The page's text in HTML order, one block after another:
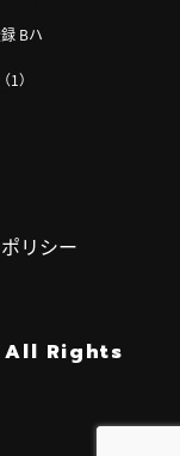
Bハ
）
リシー
All Rights